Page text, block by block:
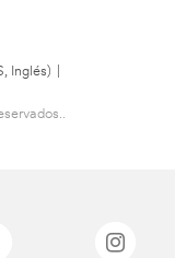
Inglés)